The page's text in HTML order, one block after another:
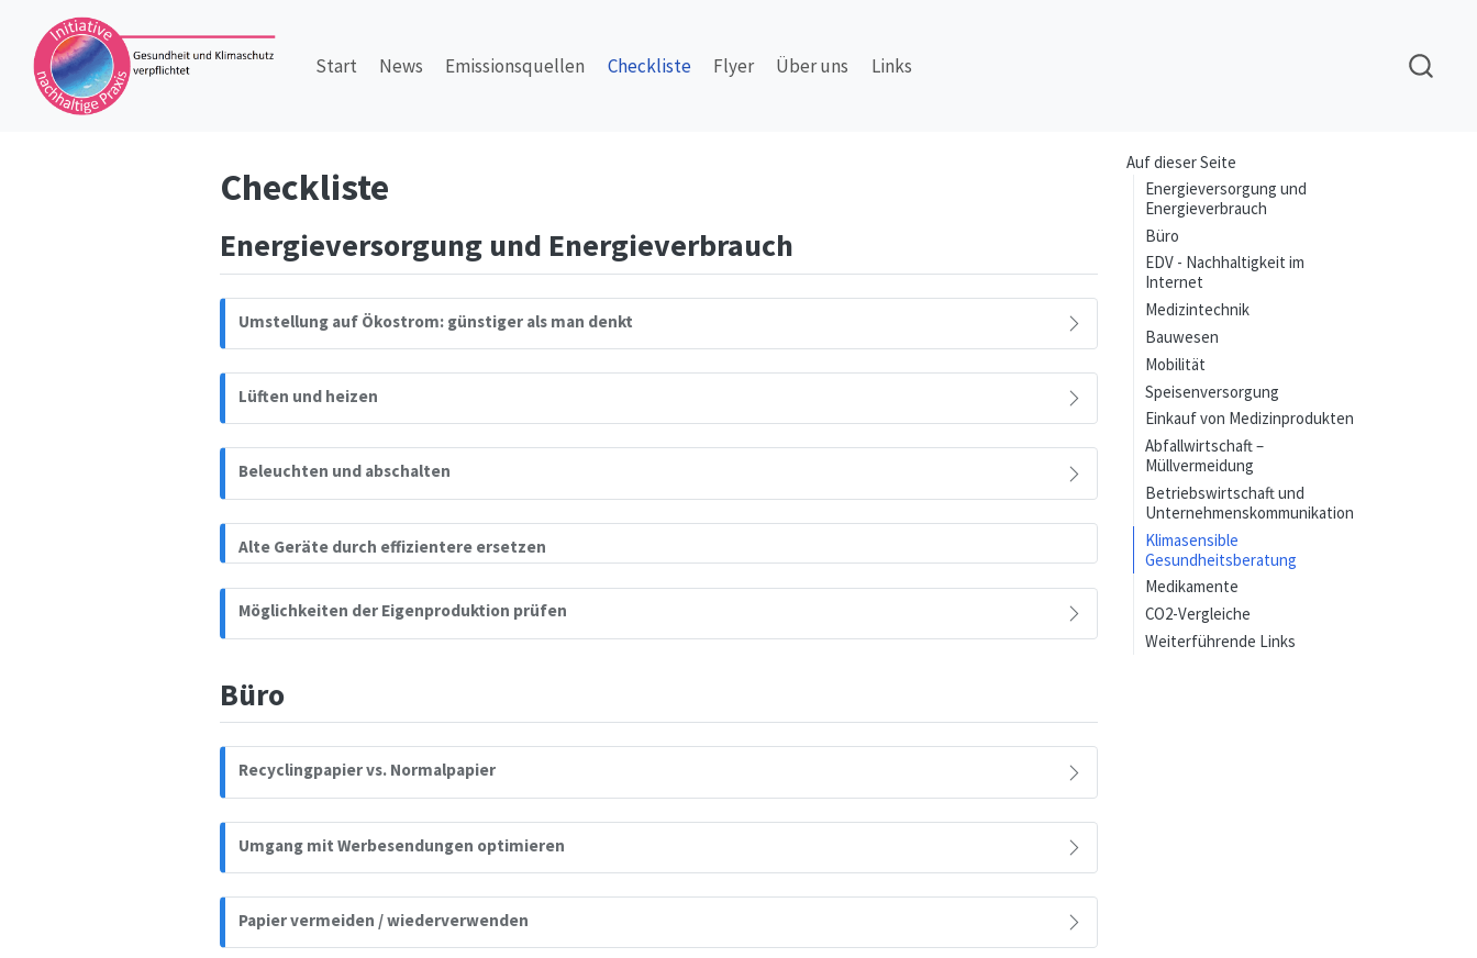
Start News Emissionsquellen Checkliste Flyer Über uns Links
Auf dieser Seite
Energieversorgung und
Energieverbrauch
Büro
EDV - Nachhaltigkeit im
Internet
Medizintechnik
Bauwesen
Mobilität
Speisenversorgung
Einkauf von Medizinprodukten
Abfallwirtschaft –
Müllvermeidung
Betriebswirtschaft und
Unternehmenskommunikation
Klimasensible
Gesundheitsberatung
Medikamente
CO2-Vergleiche
Weiterführende Links
Checkliste
Energieversorgung und Energieverbrauch
Umstellung auf Ökostrom: günstiger als man denkt
Lüften und heizen
Beleuchten und abschalten
Alte Geräte durch effizientere ersetzen
Möglichkeiten der Eigenproduktion prüfen
Büro
Recyclingpapier vs. Normalpapier
Umgang mit Werbesendungen optimieren
Papier vermeiden / wiederverwenden